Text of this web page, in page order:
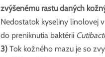
zvýšenému rastu daných
Nedostatok kyseliny linolovej
do preniknutia baktérií
3) Tok kožného mazu je so